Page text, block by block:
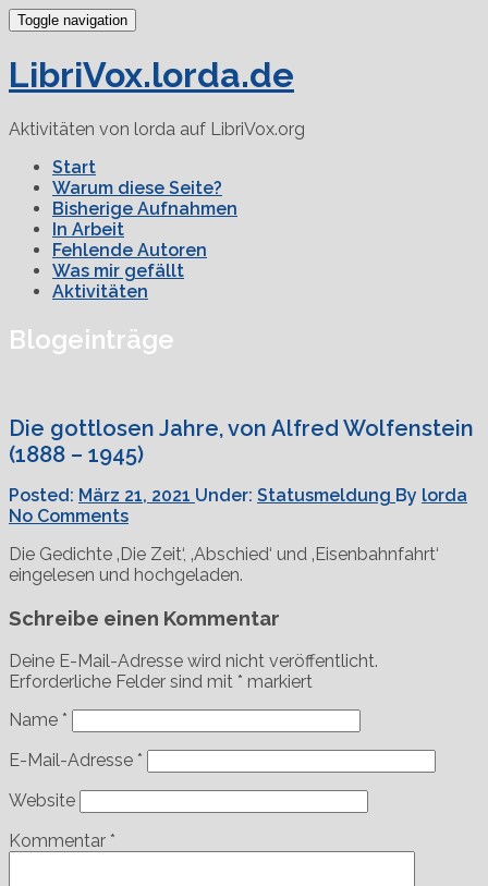
Toggle navigation
LibriVox.lorda.de
Aktivitäten von lorda auf LibriVox.org
Start
Warum diese Seite?
Bisherige Aufnahmen
In Arbeit
Fehlende Autoren
Was mir gefällt
Aktivitäten
Blogeinträge
Die gottlosen Jahre, von Alfred Wolfenstein
(1888 – 1945)
Posted: März 21, 2021 Under: Statusmeldung By lorda
No Comments
Die Gedichte ‚Die Zeit‘, ‚Abschied‘ und ‚Eisenbahnfahrt‘
eingelesen und hochgeladen.
Schreibe einen Kommentar
Deine E-Mail-Adresse wird nicht veröffentlicht.
Erforderliche Felder sind mit * markiert
Name *
E-Mail-Adresse *
Website
Kommentar *